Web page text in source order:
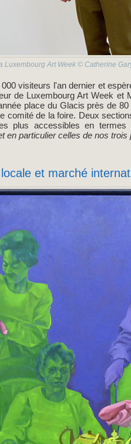
Luxembourg Art Week © Catherine
visiteurs l'an dernier et
de Luxembourg Art Week et
place du Glacis près de
comité de la foire. Deux
plus accessibles en
en particulier celles de nos trois
et marché